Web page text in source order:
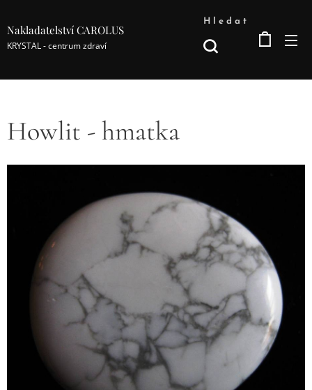
Nakladatelství CAROLUS
KRYSTAL - centrum zdraví
Hledat
Howlit - hmatka